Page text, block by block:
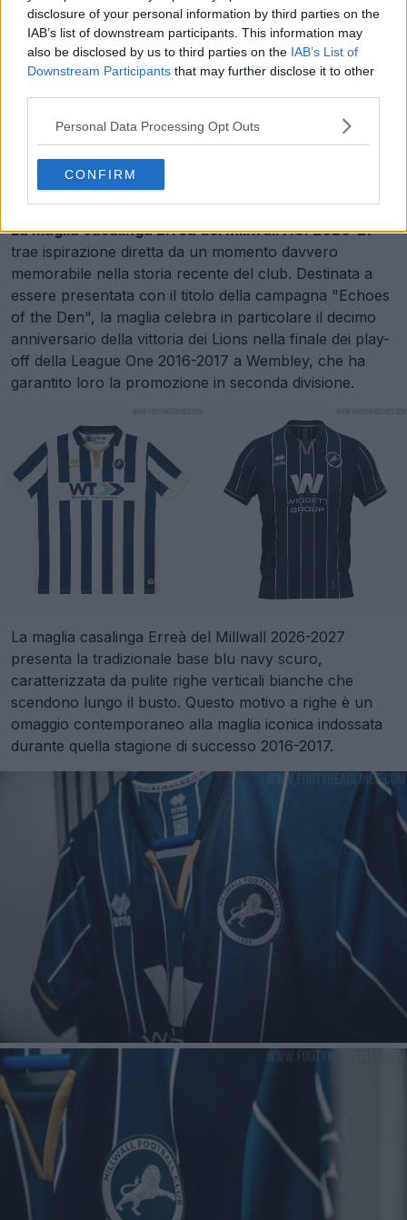
disclosure of your personal information by third parties on the
IAB’s list of downstream participants. This information may
also be disclosed by us to third parties on the IAB’s List of
Downstream Participants that may further disclose it to other
Personal Data Processing Opt Outs
CONFIRM
La maglia casalinga Errea del Millwall F.C. 2026-27
trae ispirazione diretta da un momento davvero
memorabile nella storia recente del club. Destinata a
essere presentata con il titolo della campagna "Echoes
of the Den", la maglia celebra in particolare il decimo
anniversario della vittoria dei Lions nella finale dei play-
off della League One 2016-2017 a Wembley, che ha
garantito loro la promozione in seconda divisione.
La maglia casalinga Erreà del Millwall 2026-2027
presenta la tradizionale base blu navy scuro,
caratterizzata da pulite righe verticali bianche che
scendono lungo il busto. Questo motivo a righe è un
omaggio contemporaneo alla maglia iconica indossata
durante quella stagione di successo 2016-2017.